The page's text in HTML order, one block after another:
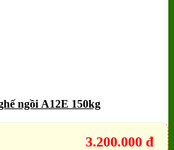
ngồi A12E 150kg
3.200.000 đ